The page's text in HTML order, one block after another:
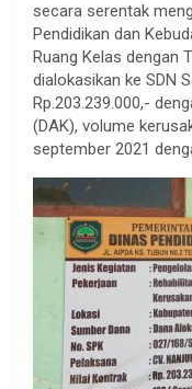
secara serentak
Pendidikan dan
Ruang Kelas dengan
dialokasikan ke SDN
Rp.203.239.000,-
(DAK), volume
september 2021